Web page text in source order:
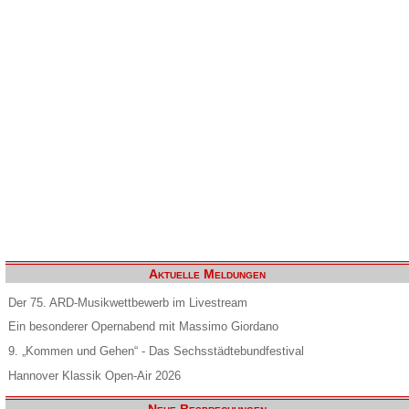
Aktuelle Meldungen
Der 75. ARD-Musikwettbewerb im Livestream
Ein besonderer Opernabend mit Massimo Giordano
9. „Kommen und Gehen“ - Das Sechsstädtebundfestival
Hannover Klassik Open-Air 2026